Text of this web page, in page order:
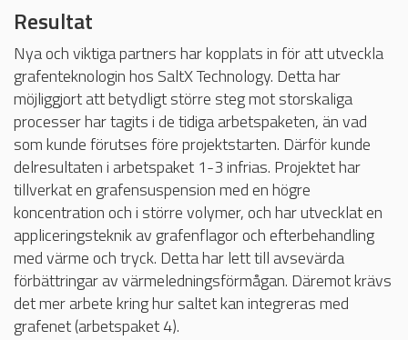
Resultat
Nya och viktiga partners har kopplats in för att utveckla
grafenteknologin hos SaltX Technology. Detta har
möjliggjort att betydligt större steg mot storskaliga
processer har tagits i de tidiga arbetspaketen, än vad
som kunde förutses före projektstarten. Därför kunde
delresultaten i arbetspaket 1-3 infrias. Projektet har
tillverkat en grafensuspension med en högre
koncentration och i större volymer, och har utvecklat en
appliceringsteknik av grafenflagor och efterbehandling
med värme och tryck. Detta har lett till avsevärda
förbättringar av värmeledningsförmågan. Däremot krävs
det mer arbete kring hur saltet kan integreras med
grafenet (arbetspaket 4).